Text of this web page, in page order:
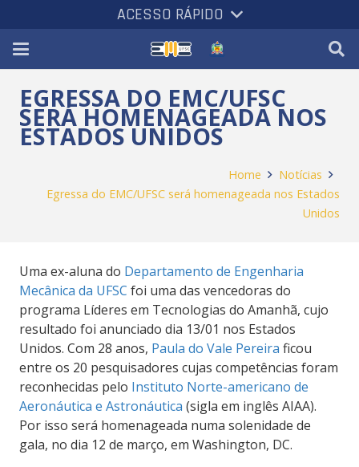
ACESSO RÁPIDO
EGRESSA DO EMC/UFSC
SERÁ HOMENAGEADA NOS
ESTADOS UNIDOS
Home
Notícias
Egressa do EMC/UFSC será homenageada nos Estados
Unidos
Uma ex-aluna do Departamento de Engenharia
Mecânica da UFSC foi uma das vencedoras do
programa Líderes em Tecnologias do Amanhã, cujo
resultado foi anunciado dia 13/01 nos Estados
Unidos. Com 28 anos, Paula do Vale Pereira ficou
entre os 20 pesquisadores cujas competências foram
reconhecidas pelo Instituto Norte-americano de
Aeronáutica e Astronáutica (sigla em inglês AIAA).
Por isso será homenageada numa solenidade de
gala, no dia 12 de março, em Washington, DC.